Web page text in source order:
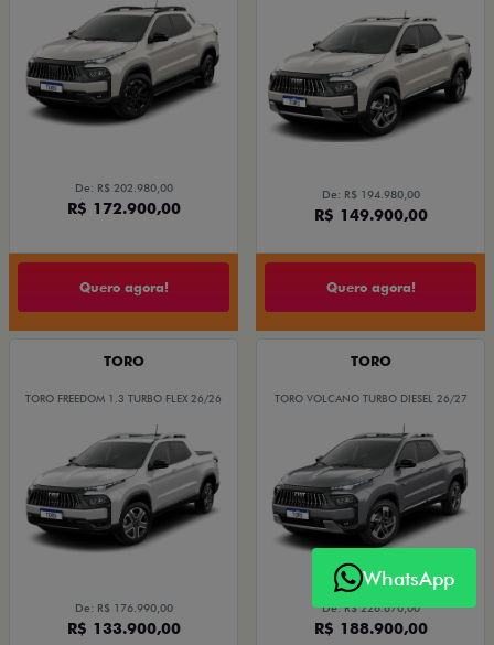
De: R$ 202.980,00
R$ 172.900,00
Quero agora!
De: R$ 194.980,00
R$ 149.900,00
Quero agora!
TORO
TORO FREEDOM 1.3 TURBO FLEX 26/26
De: R$ 176.990,00
R$ 133.900,00
TORO
TORO VOLCANO TURBO DIESEL 26/27
De: R$ 226.670,00
R$ 188.900,00
WhatsApp